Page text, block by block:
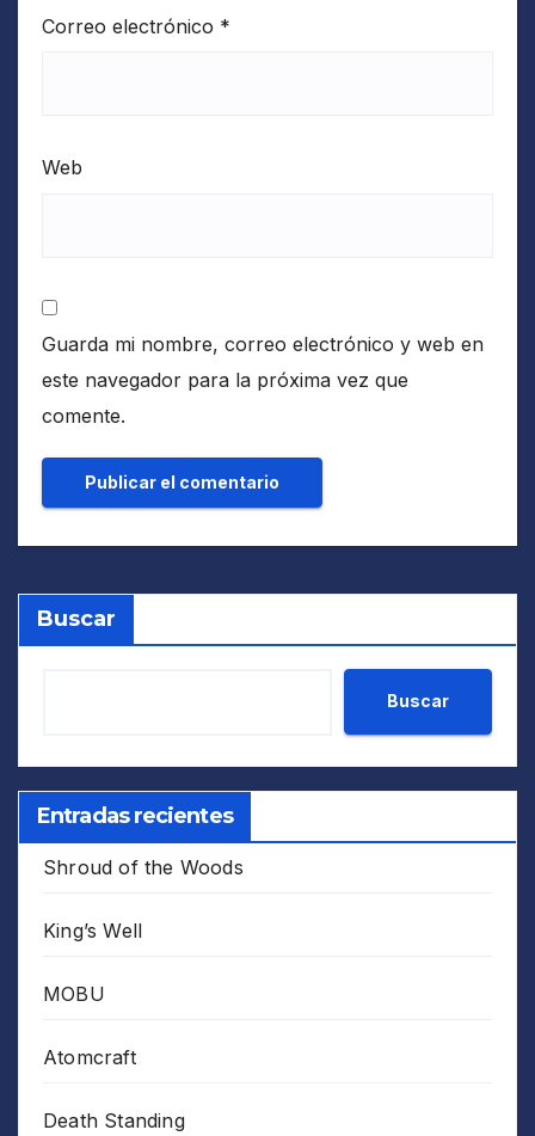
Correo electrónico *
Web
Guarda mi nombre, correo electrónico y web en
este navegador para la próxima vez que
comente.
Buscar
Buscar
Entradas recientes
Shroud of the Woods
King’s Well
MOBU
Atomcraft
Death Standing